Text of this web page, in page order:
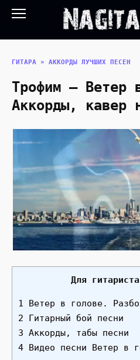
Перейти
ГИТАРА » АККОРДЫ ЛУЧШИХ ПЕСЕН
Трофим — Ветер
Аккорды, кавер
Для гитариста
1 Ветер в голове.
2 Гитарный бой песни
3 Аккорды, табы песни
4 Видео песни Ветер в